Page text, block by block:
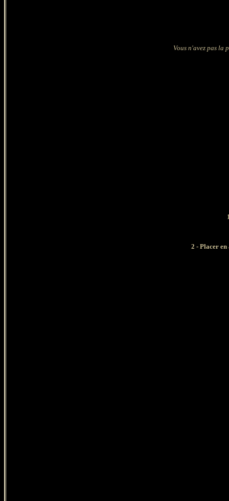
Vous n'avez pas la
2 - Placer